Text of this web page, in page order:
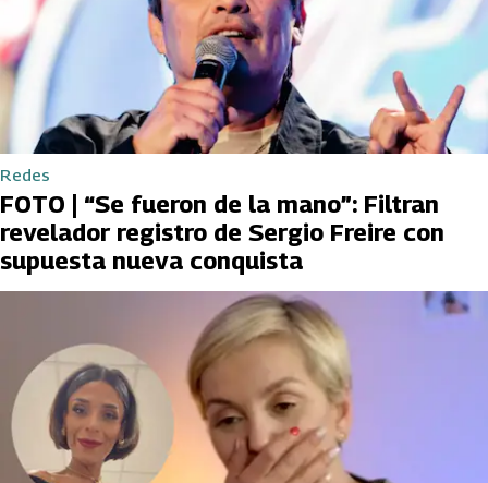
Redes
FOTO | “Se fueron de la mano”: Filtran
revelador registro de Sergio Freire con
supuesta nueva conquista